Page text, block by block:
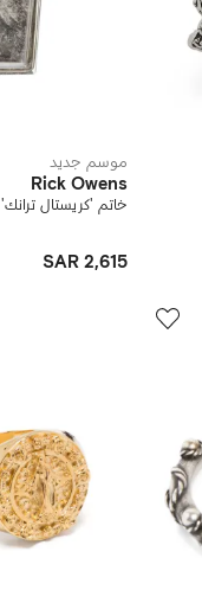
موسم جديد
Rick Owens
خاتم 'كريستال ترانك'
SAR 2,615